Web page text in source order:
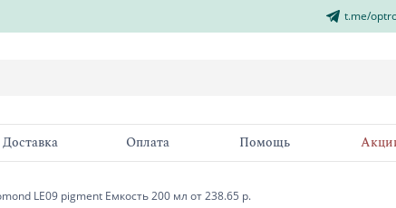
t.me/
Доставка Оплата Помощь
LE09 pigment Емкость 200 мл от 238.65 р.